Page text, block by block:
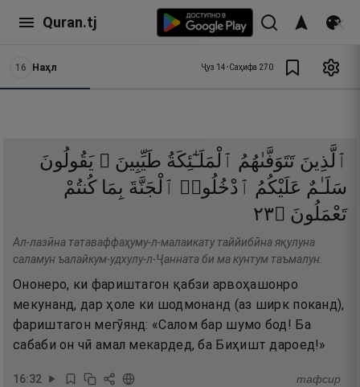
Quran.tj
16 Наҳл Ҷуз 14•Саҳифа 270
ٱلَّذِينَ تَتَوَفَّىٰهُمُ ٱلْمَلَـٰٓئِكَةُ طَيِّبِينَ ۙ يَقُولُونَ
سَلَـٰمٌ عَلَيْكُمُ ٱدْخُلُوا۟ ٱلْجَنَّةَ بِمَا كُنتُمْ
تَعْمَلُونَ ۝٣٢
Ал-лазӣна татаваффаҳуму-л-малаикату таййибӣна яқулуна
саламун ъалайкум-удхулу-л-Ҷанната би ма кунтум таъмалун.
Ононеро, ки фариштагон қабзи арвоҳашонро
мекунанд, дар ҳоле ки шодмонанд (аз ширк поканд),
фариштагон мегӯянд: «Салом бар шумо бод! Ба
сабаби он чӣ амал мекардед, ба Биҳишт дароед!»
16:32 тафсир